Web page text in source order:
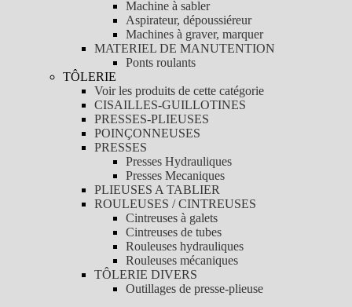
Machine à sabler
Aspirateur, dépoussiéreur
Machines à graver, marquer
MATERIEL DE MANUTENTION
Ponts roulants
TÔLERIE
Voir les produits de cette catégorie
CISAILLES-GUILLOTINES
PRESSES-PLIEUSES
POINÇONNEUSES
PRESSES
Presses Hydrauliques
Presses Mecaniques
PLIEUSES A TABLIER
ROULEUSES / CINTREUSES
Cintreuses à galets
Cintreuses de tubes
Rouleuses hydrauliques
Rouleuses mécaniques
TÔLERIE DIVERS
Outillages de presse-plieuse